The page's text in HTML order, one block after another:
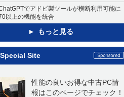
でアドビ製ツールが横断利用可能に
以上の機能を統合
もっと見る
Special Site
性能の良いお得な中古PC情
報はこのページでチェック！